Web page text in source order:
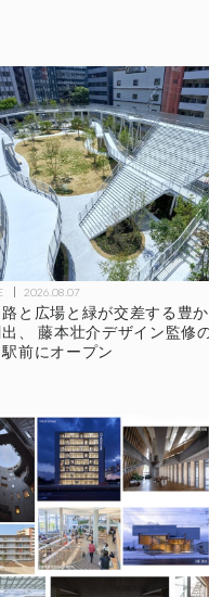
2026.08.07
と広場と緑が交差する豊
、 藤本壮介デザイン監修
前にオープン